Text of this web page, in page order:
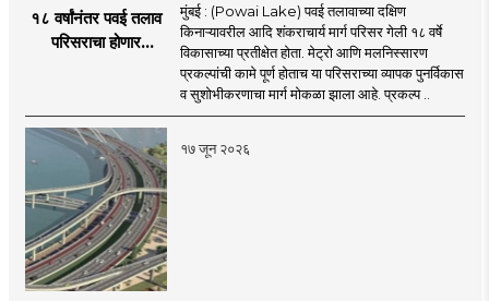
१८ वर्षांनंतर पवई तलाव
परिसराचा होणार
सुरुवात;
मुंबई : (Powai Lake) पवई तलावाच्या दक्षिण
किनाऱ्यावरील आदि शंकराचार्य मार्ग परिसर गेली १८ वर्षे
विकासाच्या प्रतीक्षेत होता. मेट्रो आणि मलनिस्सारण
प्रकल्पांची कामे पूर्ण होताच या परिसराच्या व्यापक पुनर्विकास
व सुशोभीकरणाचा मार्ग मोकळा झाला आहे. प्रकल्प ..
१७ जून २०२६